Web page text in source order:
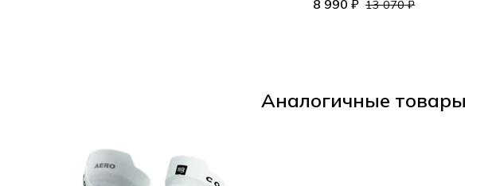
8 990 ₽ 13 070 ₽
Аналогичные товары